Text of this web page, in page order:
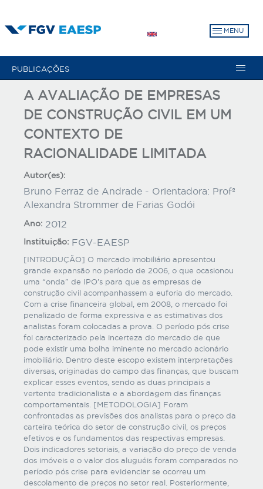
para
MENU
PUBLICAÇÕES
A AVALIAÇÃO DE EMPRESAS
DE CONSTRUÇÃO CIVIL EM UM
CONTEXTO DE
RACIONALIDADE LIMITADA
Autor(es):
Bruno Ferraz de Andrade - Orientadora: Profª
Alexandra Strommer de Farias Godói
Ano: 2012
Instituição: FGV-EAESP
[INTRODUÇÃO] O mercado imobiliário apresentou
grande expansão no período de 2006, o que ocasionou
uma “onda” de IPO’s para que as empresas de
construção civil acompanhassem a euforia do mercado.
Com a crise financeira global, em 2008, o mercado foi
penalizado de forma expressiva e as estimativas dos
analistas foram colocadas a prova. O período pós crise
foi caracterizado pela incerteza do mercado de que
pode existir uma bolha iminente no mercado acionário
imobiliário. Dentro deste escopo existem interpretações
diversas, originadas do campo das finanças, que buscam
explicar esses eventos, sendo as duas principais a
vertente tradicionalista e a abordagem das finanças
comportamentais. [METODOLOGIA] Foram
confrontadas as previsões dos analistas para o preço da
carteira teórica do setor de construção civil, os preços
efetivos e os fundamentos das respectivas empresas.
Dois indicadores setoriais, a variação do preço de venda
dos imóveis e o valor dos aluguéis foram comparados no
período pós crise para evidenciar se ocorreu um
descolamento de preços no setor real. Posteriormente,